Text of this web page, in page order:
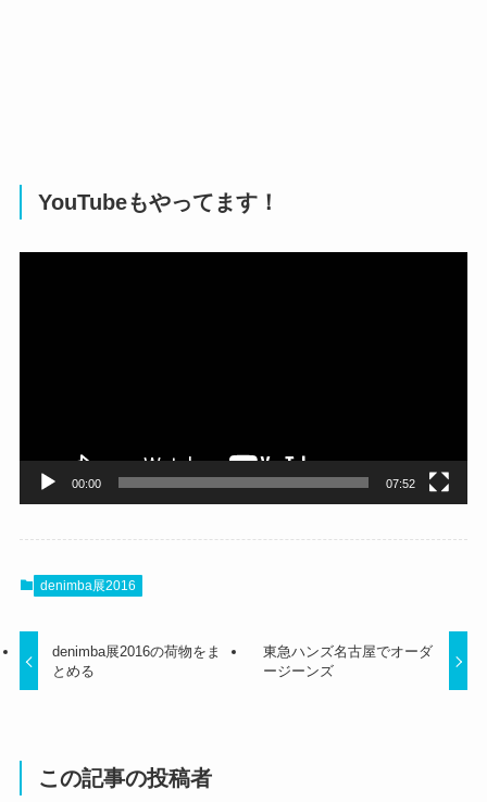
YouTubeもやってます！
00:00 07:52
denimba展2016
denimba展2016の荷物をま
とめる
東急ハンズ名古屋でオーダ
ージーンズ
この記事の投稿者